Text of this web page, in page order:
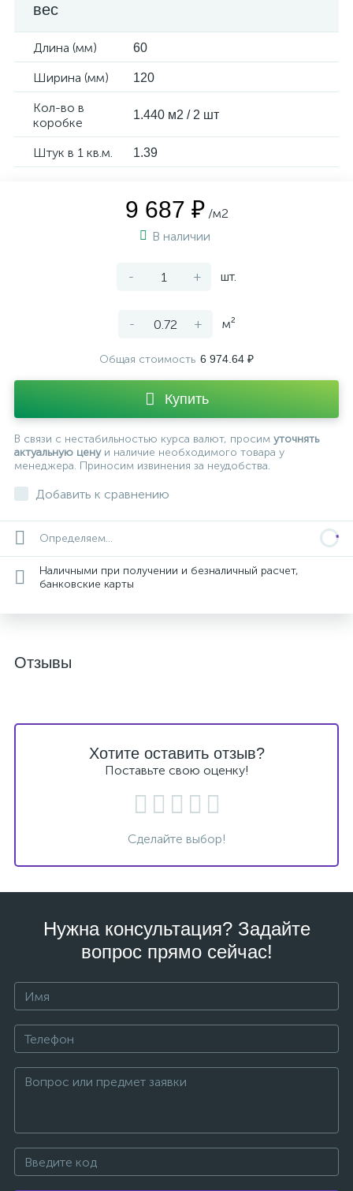
вес
Длина (мм) 60
Ширина (мм) 120
Кол-во в
коробке
1.440 м2 / 2 шт
Штук в 1 кв.м. 1.39
9 687 ₽ /м2
В наличии
- + шт.
- + м²
Общая стоимость 6 974.64 ₽
Купить
В связи с нестабильностью курса валют, просим уточнять
актуальную ценуи наличие необходимого товара у
менеджера. Приносим извинения за неудобства.
Добавить к сравнению
Определяем...
Наличными при получении и безналичный расчет,
банковские карты
Отзывы
Хотите оставить отзыв?
Поставьте свою оценку!
Сделайте выбор!
Нужна консультация? Задайте
вопрос прямо сейчас!